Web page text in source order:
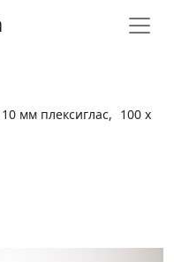
мм плексиглас
100 х